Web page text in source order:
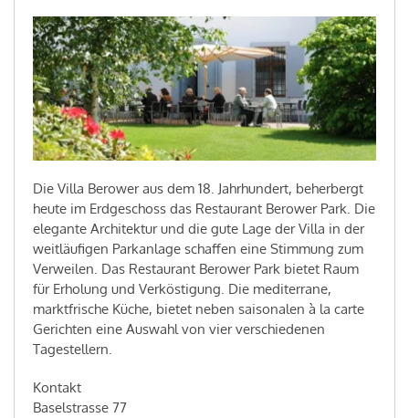
Die Villa Berower aus dem 18. Jahrhundert, beherbergt
heute im Erdgeschoss das Restaurant Berower Park. Die
elegante Architektur und die gute Lage der Villa in der
weitläufigen Parkanlage schaffen eine Stimmung zum
Verweilen. Das Restaurant Berower Park bietet Raum
für Erholung und Verköstigung. Die mediterrane,
marktfrische Küche, bietet neben saisonalen à la carte
Gerichten eine Auswahl von vier verschiedenen
Tagestellern.
Kontakt
Baselstrasse 77